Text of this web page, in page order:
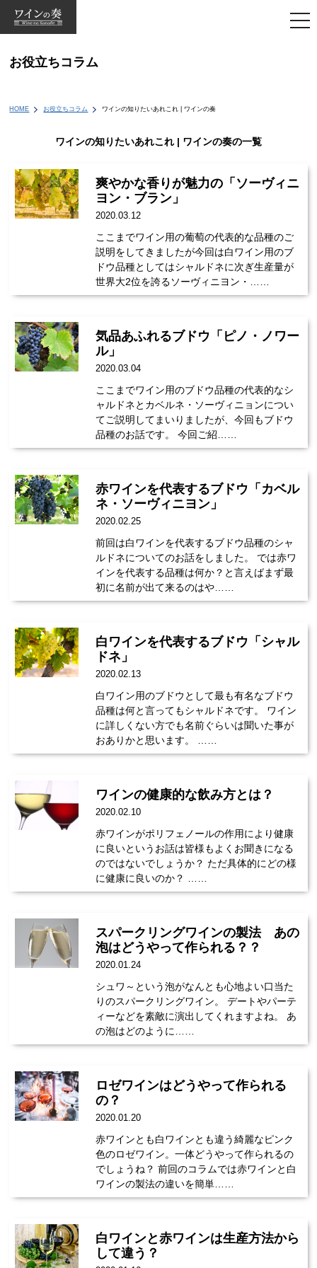
お役立ちコラム
HOME お役立ちコラム ワインの知りたいあれこれ | ワインの奏
ワインの知りたいあれこれ | ワインの奏の一覧
爽やかな香りが魅力の「ソーヴィニ
ヨン・ブラン」
2020.03.12
ここまでワイン用の葡萄の代表的な品種のご
説明をしてきましたが今回は白ワイン用のブ
ドウ品種としてはシャルドネに次ぎ生産量が
世界大2位を誇るソーヴィニヨン・……
気品あふれるブドウ「ピノ・ノワー
ル」
2020.03.04
ここまでワイン用のブドウ品種の代表的なシ
ャルドネとカベルネ・ソーヴィニョンについ
てご説明してまいりましたが、今回もブドウ
品種のお話です。 今回ご紹……
赤ワインを代表するブドウ「カベル
ネ・ソーヴィニヨン」
2020.02.25
前回は白ワインを代表するブドウ品種のシャ
ルドネについてのお話をしました。 では赤ワ
インを代表する品種は何か？と言えばまず最
初に名前が出て来るのはや……
白ワインを代表するブドウ「シャル
ドネ」
2020.02.13
白ワイン用のブドウとして最も有名なブドウ
品種は何と言ってもシャルドネです。 ワイン
に詳しくない方でも名前ぐらいは聞いた事が
おありかと思います。 ……
ワインの健康的な飲み方とは？
2020.02.10
赤ワインがポリフェノールの作用により健康
に良いというお話は皆様もよくお聞きになる
のではないでしょうか？ ただ具体的にどの様
に健康に良いのか？ ……
スパークリングワインの製法 あの
泡はどうやって作られる？？
2020.01.24
シュワ～という泡がなんとも心地よい口当た
りのスパークリングワイン。 デートやパーテ
ィーなどを素敵に演出してくれますよね。 あ
の泡はどのように……
ロゼワインはどうやって作られる
の？
2020.01.20
赤ワインとも白ワインとも違う綺麗なピンク
色のロゼワイン。一体どうやって作られるの
でしょうね？ 前回のコラムでは赤ワインと白
ワインの製法の違いを簡単……
白ワインと赤ワインは生産方法から
して違う？